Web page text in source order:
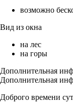
возможно
Вид из окна
на лес
на горы
Дополнительная
Дополнительная
Доброго времени